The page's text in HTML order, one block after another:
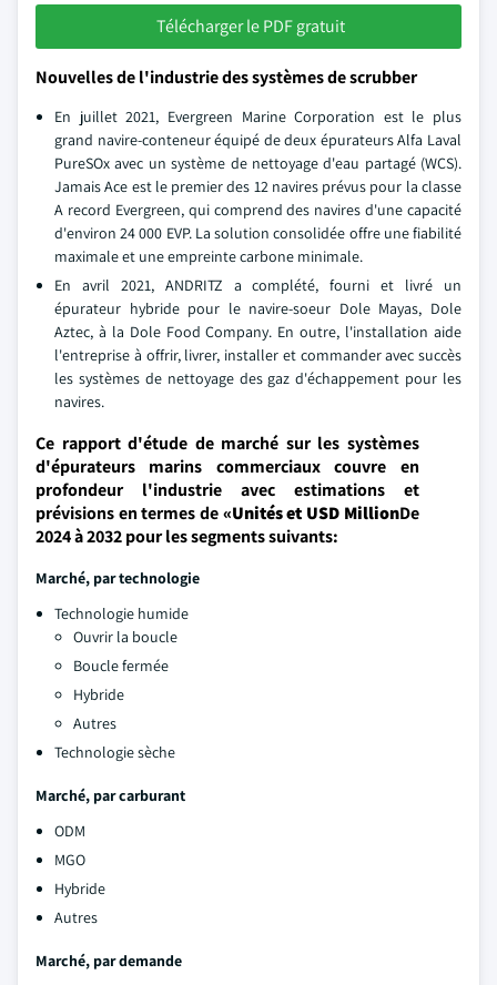
Télécharger le PDF gratuit
Nouvelles de l'industrie des systèmes de scrubber
En juillet 2021, Evergreen Marine Corporation est le plus
grand navire-conteneur équipé de deux épurateurs Alfa Laval
PureSOx avec un système de nettoyage d'eau partagé (WCS).
Jamais Ace est le premier des 12 navires prévus pour la classe
A record Evergreen, qui comprend des navires d'une capacité
d'environ 24 000 EVP. La solution consolidée offre une fiabilité
maximale et une empreinte carbone minimale.
En avril 2021, ANDRITZ a complété, fourni et livré un
épurateur hybride pour le navire-soeur Dole Mayas, Dole
Aztec, à la Dole Food Company. En outre, l'installation aide
l'entreprise à offrir, livrer, installer et commander avec succès
les systèmes de nettoyage des gaz d'échappement pour les
navires.
Ce rapport d'étude de marché sur les systèmes
d'épurateurs marins commerciaux couvre en
profondeur l'industrie avec estimations et
prévisions en termes de«Unités et USD MillionDe
2024 à 2032 pour les segments suivants:
Marché, par technologie
Technologie humide
Ouvrir la boucle
Boucle fermée
Hybride
Autres
Technologie sèche
Marché, par carburant
ODM
MGO
Hybride
Autres
Marché, par demande